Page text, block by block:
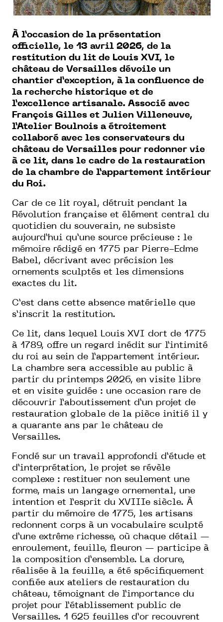
À l’occasion de la présentation
officielle, le 13 avril 2026, de la
restitution du lit de Louis XVI, le
château de Versailles dévoile un
chantier d’exception, à la confluence de
la recherche historique et de
l’excellence artisanale. Associé avec
François Gilles et Julien Villeneuve,
l’Atelier Boulnois a étroitement
collaboré avec les conservateurs du
château de Versailles pour redonner vie
à ce lit, dans le cadre de la restauration
de la chambre de l’appartement intérieur
du Roi.
Car de ce lit royal, détruit pendant la
Révolution française et élément central du
quotidien du souverain, ne subsiste
aujourd’hui qu’une source précieuse : le
mémoire rédigé en 1775 par Pierre-Edme
Babel, décrivant avec précision les
ornements sculptés et les dimensions
exactes du lit.
C’est dans cette absence matérielle que
s’inscrit la restitution.
Ce lit, dans lequel Louis XVI dort de 1775
à 1789, offre un regard inédit sur l’intimité
du roi au sein de l’appartement intérieur.
La chambre sera accessible au public à
partir du printemps 2026, en visite libre
et en visite guidée : une occasion rare de
découvrir l’aboutissement d’un projet de
restauration globale de la pièce initié il y
a quarante ans par le château de
Versailles.
Fondé sur un travail approfondi d’étude et
d’interprétation, le projet se révèle
complexe : restituer non seulement une
forme, mais un langage ornemental, une
intention et l’esprit du XVIIIe siècle. À
partir du mémoire de 1775, les artisans
redonnent corps à un vocabulaire sculpté
d’une extrême richesse, où chaque détail —
enroulement, feuille, fleuron — participe à
la composition d’ensemble. La dorure,
réalisée à la feuille, a été spécifiquement
confiée aux ateliers de restauration du
château, témoignant de l’importance du
projet pour l’établissement public de
Versailles. 1 625 feuilles d’or recouvrent